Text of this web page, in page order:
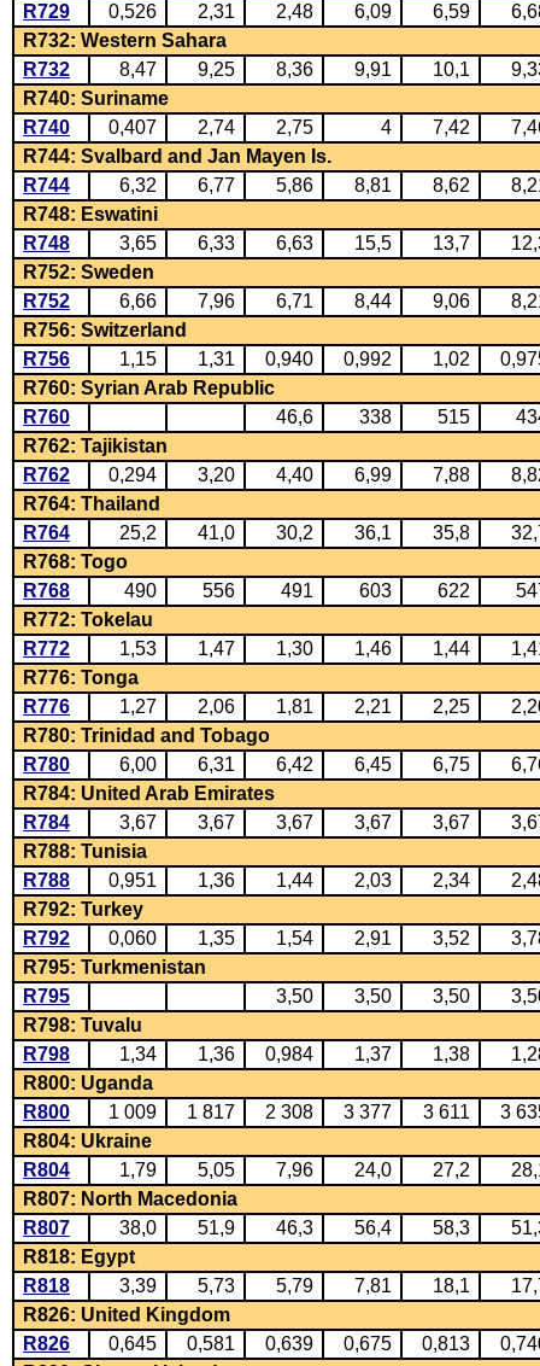
R729
0,526 2,31 2,48 6,09 6,59
R732: Western Sahara
R732
8,47 9,25 8,36 9,91 10,1
R740: Suriname
R740
0,407 2,74 2,75 4 7,42
R744: Svalbard and Jan Mayen Is.
R744
6,32 6,77 5,86 8,81 8,62
R748: Eswatini
R748
3,65 6,33 6,63 15,5 13,7
R752: Sweden
R752
6,66 7,96 6,71 8,44 9,06
R756: Switzerland
R756
1,15 1,31 0,940 0,992 1,02
R760: Syrian Arab Republic
R760
46,6 338 515
R762: Tajikistan
R762
0,294 3,20 4,40 6,99 7,88
R764: Thailand
R764
25,2 41,0 30,2 36,1 35,8
R768: Togo
R768
490 556 491 603 622
R772: Tokelau
R772
1,53 1,47 1,30 1,46 1,44
R776: Tonga
R776
1,27 2,06 1,81 2,21 2,25
R780: Trinidad and Tobago
R780
6,00 6,31 6,42 6,45 6,75
R784: United Arab Emirates
R784
3,67 3,67 3,67 3,67 3,67
R788: Tunisia
R788
0,951 1,36 1,44 2,03 2,34
R792: Turkey
R792
0,060 1,35 1,54 2,91 3,52
R795: Turkmenistan
R795
3,50 3,50 3,50
R798: Tuvalu
R798
1,34 1,36 0,984 1,37 1,38
R800: Uganda
R800
1 009 1 817 2 308 3 377 3 611
3
R804: Ukraine
R804
1,79 5,05 7,96 24,0 27,2
R807: North Macedonia
R807
38,0 51,9 46,3 56,4 58,3
R818: Egypt
R818
3,39 5,73 5,79 7,81 18,1
R826: United Kingdom
R826
0,645 0,581 0,639 0,675 0,813